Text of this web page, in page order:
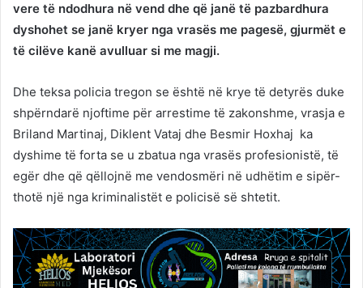
vere të ndodhura në vend dhe që janë të pazbardhura
dyshohet se janë kryer nga vrasës me pagesë, gjurmët e
të cilëve kanë avulluar si me magji.
Dhe teksa policia tregon se është në krye të detyrës duke
shpërndarë njoftime për arrestime të zakonshme, vrasja e
Briland Martinaj, Diklent Vataj dhe Besmir Hoxhaj ka
dyshime të forta se u zbatua nga vrasës profesionistë, të
egër dhe që qëllojnë me vendosmëri në udhëtim e sipër-
thotë një nga kriminalistët e policisë së shtetit.